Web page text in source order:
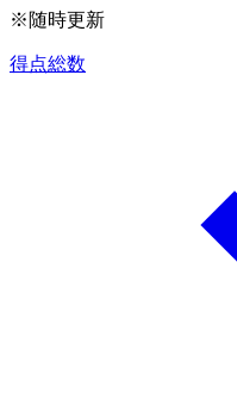
※随時更新
得点総数